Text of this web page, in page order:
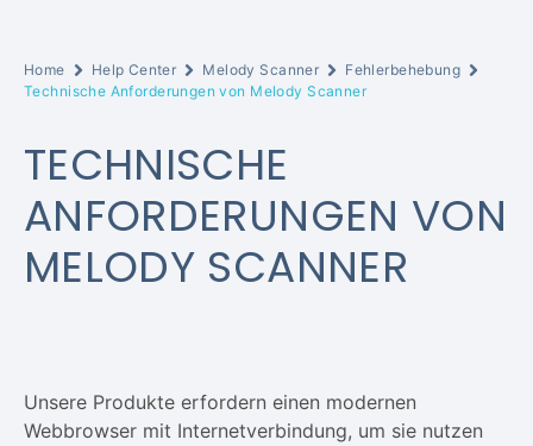
Home Help Center Melody Scanner
Fehlerbehebung
Technische Anforderungen von Melody Scanner
TECHNISCHE
ANFORDERUNGEN VON
MELODY SCANNER
Unsere Produkte erfordern einen modernen
Webbrowser mit Internetverbindung, um sie nutzen